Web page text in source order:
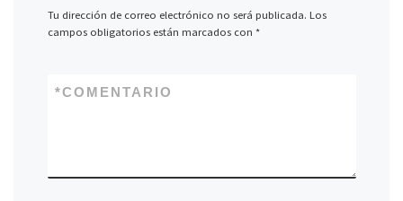
Tu dirección de correo electrónico no será publicada. Los
campos obligatorios están marcados con *
COMENTARIO
*